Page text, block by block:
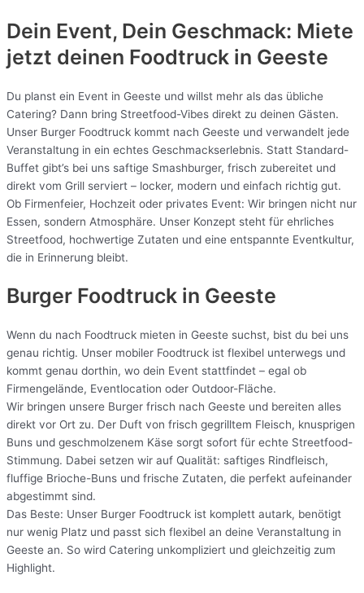
Dein Event, Dein Geschmack: Miete
jetzt deinen Foodtruck in Geeste
Du planst ein Event in Geeste und willst mehr als das übliche
Catering? Dann bring Streetfood-Vibes direkt zu deinen Gästen.
Unser Burger Foodtruck kommt nach Geeste und verwandelt jede
Veranstaltung in ein echtes Geschmackserlebnis. Statt Standard-
Buffet gibt’s bei uns saftige Smashburger, frisch zubereitet und
direkt vom Grill serviert – locker, modern und einfach richtig gut.
Ob Firmenfeier, Hochzeit oder privates Event: Wir bringen nicht nur
Essen, sondern Atmosphäre. Unser Konzept steht für ehrliches
Streetfood, hochwertige Zutaten und eine entspannte Eventkultur,
die in Erinnerung bleibt.
Burger Foodtruck in Geeste
Wenn du nach Foodtruck mieten in Geeste suchst, bist du bei uns
genau richtig. Unser mobiler Foodtruck ist flexibel unterwegs und
kommt genau dorthin, wo dein Event stattfindet – egal ob
Firmengelände, Eventlocation oder Outdoor-Fläche.
Wir bringen unsere Burger frisch nach Geeste und bereiten alles
direkt vor Ort zu. Der Duft von frisch gegrilltem Fleisch, knusprigen
Buns und geschmolzenem Käse sorgt sofort für echte Streetfood-
Stimmung. Dabei setzen wir auf Qualität: saftiges Rindfleisch,
fluffige Brioche-Buns und frische Zutaten, die perfekt aufeinander
abgestimmt sind.
Das Beste: Unser Burger Foodtruck ist komplett autark, benötigt
nur wenig Platz und passt sich flexibel an deine Veranstaltung in
Geeste an. So wird Catering unkompliziert und gleichzeitig zum
Highlight.